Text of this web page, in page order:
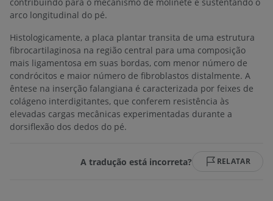
arco longitudinal do pé.
Histologicamente, a placa plantar transita de uma estrutura
fibrocartilaginosa na região central para uma composição
mais ligamentosa em suas bordas, com menor número de
condrócitos e maior número de fibroblastos distalmente. A
êntese na inserção falangiana é caracterizada por feixes de
colágeno interdigitantes, que conferem resistência às
elevadas cargas mecânicas experimentadas durante a
dorsiflexão dos dedos do pé.
A tradução está incorreta? RELATAR